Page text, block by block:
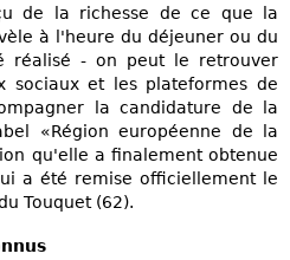
de la richesse de ce que la
à l'heure du déjeuner ou du
réalisé - on peut le retrouver
sociaux et les plateformes de
la candidature de la
«Région européenne de la
qu'elle a finalement obtenue
a été remise officiellement le
Touquet (62).